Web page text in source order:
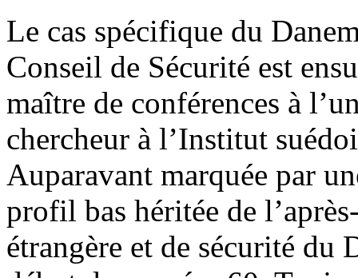
Le cas spécifique du
Conseil de Sécurité est
maître de conférences à
chercheur à l’Institut
Auparavant marquée par
profil bas héritée de
étrangère et de sécurité du